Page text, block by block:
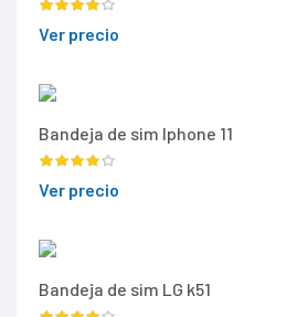
Ver precio
Bandeja de sim Iphone 11
Ver precio
Bandeja de sim LG k51